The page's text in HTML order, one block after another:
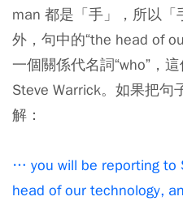
man 都是「手」，所以「
外，句中的“the head of
一個關係代名詞“who”，
Steve Warrick。如果把句
解：
… you will be reporting to
head of our technology,